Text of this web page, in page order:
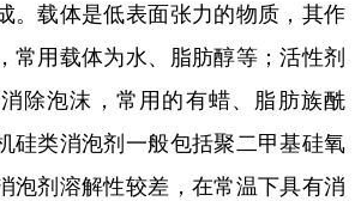
。载体是低表面张力的物质，其作
常用载体为水、脂肪醇等；活性剂
除泡沫，常用的有蜡、脂肪族酰
硅类消泡剂一般包括聚二甲基硅氧
泡剂溶解性较差，在常温下具有消